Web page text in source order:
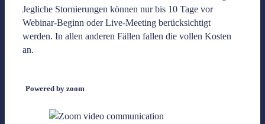
Jegliche Stornierungen können nur bis 10 Tage vor
Webinar-Beginn oder Live-Meeting berücksichtigt
werden. In allen anderen Fällen fallen die vollen Kosten
an.
Powered by zoom